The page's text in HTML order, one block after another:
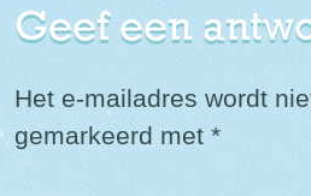
Geef een
Het e-mailadres wordt
gemarkeerd met*